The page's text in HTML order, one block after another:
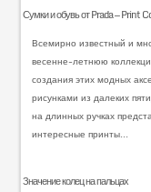
Сумки и обувь от Prada — Print
Всемирно известный и
весенне-летнюю
создания этих модных
рисунками из далеких
на длинных ручках
интересные принты...
Значение колец на пальцах